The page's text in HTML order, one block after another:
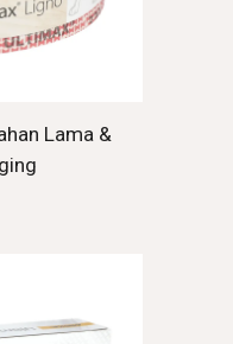
Lama &